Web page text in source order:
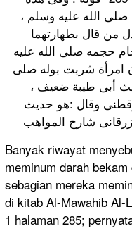
صلى الله عليه وسلم ،
من قال بطهارتهما
حجمه صلى الله عليه
امرأة شربت بوله صلى
أبى طيبة ضعيف ،
وقال :هو حديث
Banyak riwayat
meminum darah
sebagian mereka
di kitab Al-Mawahib Al-
1 halaman 285;